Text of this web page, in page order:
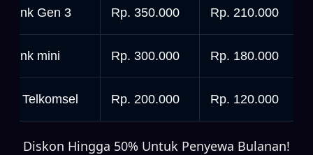
Gen 3 Rp. 350.000 Rp. 210.000
mini Rp. 300.000 Rp. 180.000
Telkomsel Rp. 200.000 Rp. 120.000
Diskon Hingga 50% Untuk Penyewa Bulanan!